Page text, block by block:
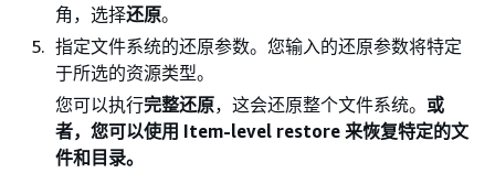
角，选择还原。
指定文件系统的还原参数。您输入的还原参数将特定
于所选的资源类型。
您可以执行完整还原，这会还原整个文件系统。 或
者，您可以使用 Item-level restore 来恢复特定的文
件和目录。